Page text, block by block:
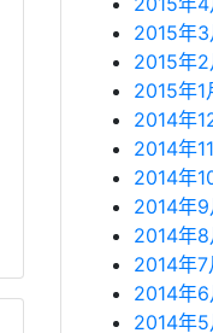
2015年3
2015年2
2015年1
2014年
2014年
2014年
2014年9
2014年8
2014年7
2014年6
2014年5